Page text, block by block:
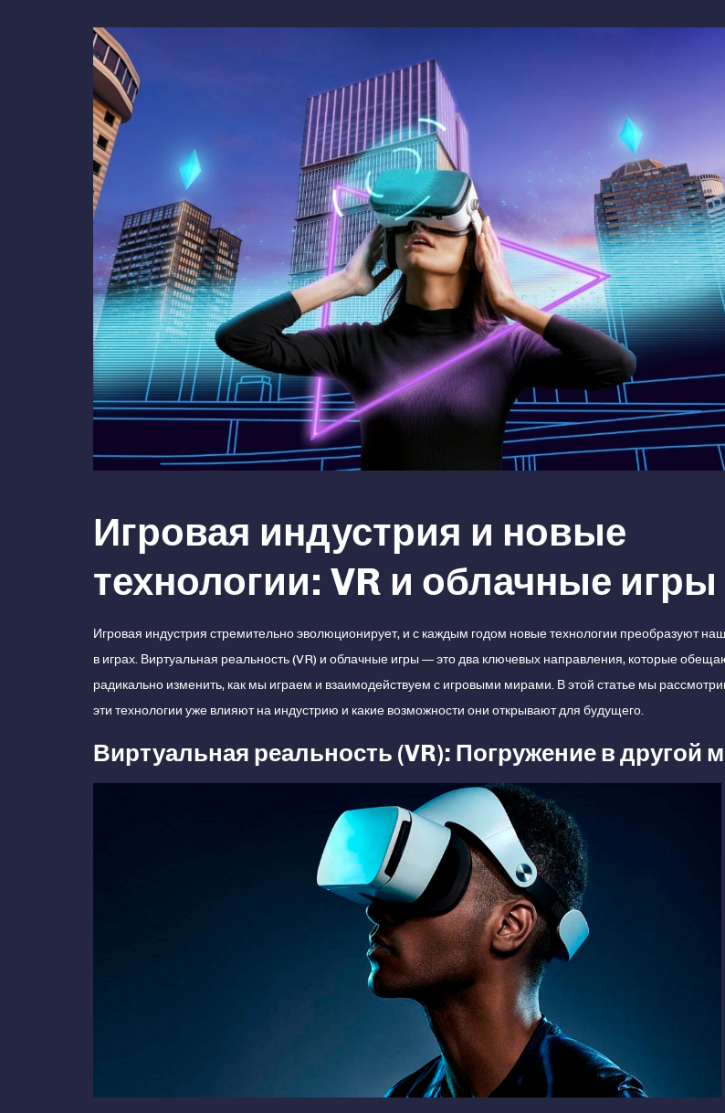
Игровая индустрия и новые
технологии: VR и облачные игры
Игровая индустрия стремительно эволюционирует, и с каждым годом новые технологии преобразуют
в играх. Виртуальная реальность (VR) и облачные игры — это два ключевых направления, которые
радикально изменить, как мы играем и взаимодействуем с игровыми мирами. В этой статье мы
эти технологии уже влияют на индустрию и какие возможности они открывают для будущего.
Виртуальная реальность (VR): Погружение в другой